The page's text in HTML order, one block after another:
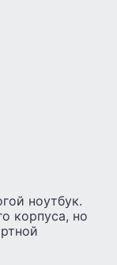
ноутбук.
корпуса, но